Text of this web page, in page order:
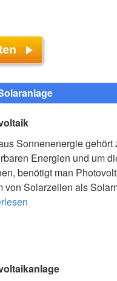
Sonnenenergie gehört
Energien und um
benötigt man
von Solarzellen als